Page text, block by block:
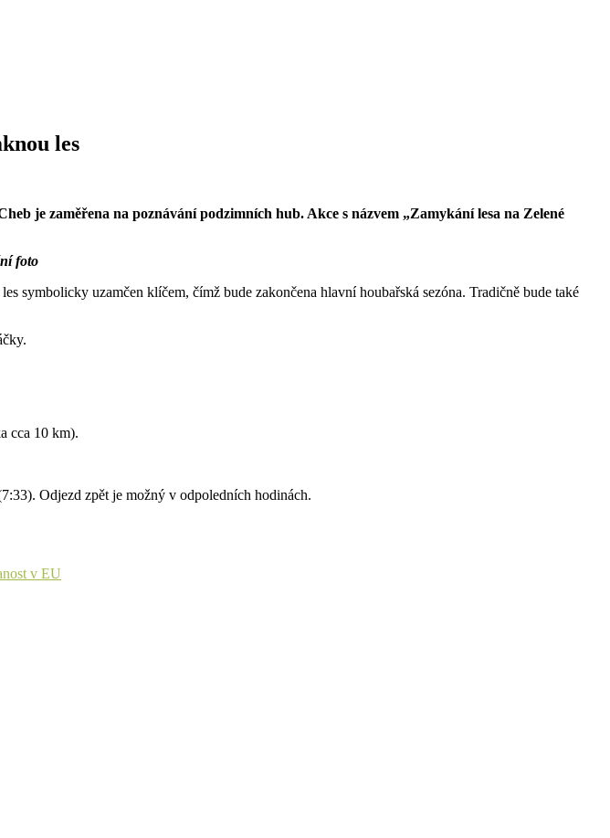
les
je zaměřena na poznávání podzimních hub. Akce s názvem „Zamykání lesa na Zelené
foto
symbolicky uzamčen klíčem, čímž bude zakončena hlavní houbařská sezóna. Tradičně bude také
cca 10 km).
Odjezd zpět je možný v odpoledních hodinách.
v EU